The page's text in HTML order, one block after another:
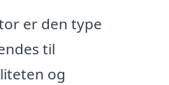
er den type
til
og